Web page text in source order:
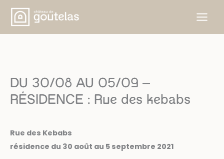
Aller
contenu
DU 30/08 AU 05/09 –
RÉSIDENCE : Rue des kebabs
Rue des Kebabs
résidence du 30 août au 5 septembre 2021